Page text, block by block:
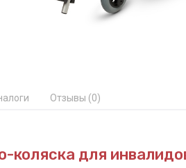
Отзывы (0)
коляска для